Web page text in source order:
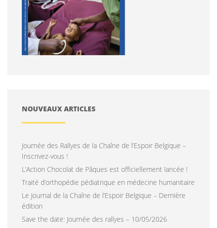
NOUVEAUX ARTICLES
Journée des Rallyes de la Chaîne de l’Espoir Belgique –
Inscrivez-vous !
L’Action Chocolat de Pâques est officiellement lancée !
Traité d’orthopédie pédiatrique en médecine humanitaire
Le Journal de la Chaîne de l’Espoir Belgique – Dernière
édition
Save the date: Journée des rallyes – 10/05/2026